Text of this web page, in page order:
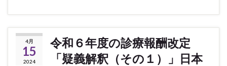
4月
15
2024
令和６年度の診療報酬改定
「疑義解釈（その１）」日本